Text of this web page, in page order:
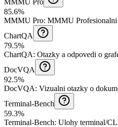
85.6%
MMMU Pro: MMMU Profesionalni
ChartQA
79.5%
ChartQA: Otazky a odpovedi o
DocVQA
92.5%
DocVQA: Vizualni otazky o
Terminal-Bench
59.3%
Terminal-Bench: Ulohy terminal/